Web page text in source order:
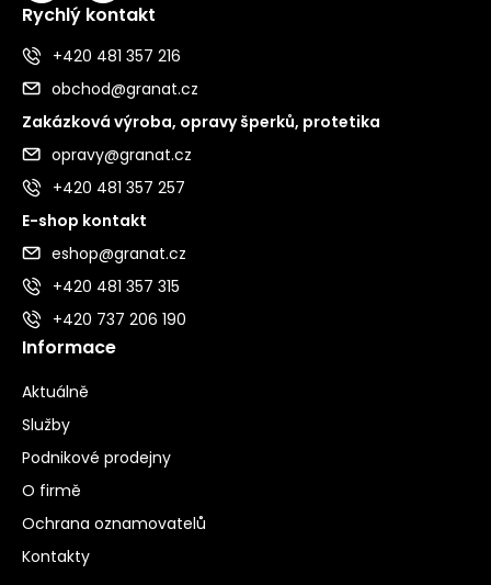
Rychlý kontakt
+420 481 357 216
obchod@granat.cz
Zakázková výroba, opravy šperků, protetika
opravy@granat.cz
+420 481 357 257
E-shop kontakt
eshop@granat.cz
+420 481 357 315
+420 737 206 190
Informace
Aktuálně
Služby
Podnikové prodejny
O firmě
Ochrana oznamovatelů
Kontakty